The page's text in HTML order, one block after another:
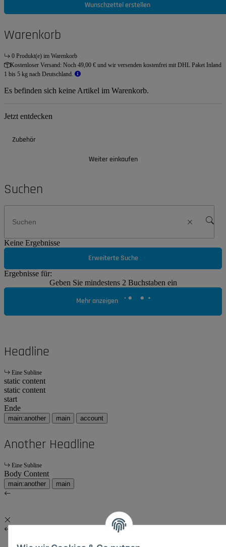
Wunschzettel erstellen
Warenkorb
0 Produkt(e) im Warenkorb
Kostenloser Versand: Noch 49,00 € und wir versenden kostenfrei mit DHL Paket Inland
1 bis 5 kg nach Deutschland.
Es befinden sich keine Artikel im Warenkorb.
Jetzt entdecken
Zubehör
Weiter einkaufen
Suchen
Keine Ergebnisse
Erweiterte Suche
Ergebnisse für:
Geben Sie mindestens 2 Buchstaben ein
Mehr anzeigen
Headline
Eine Subline
static content
static content
start
Ende
main:another main account
Another Headline
Eine Subline
Body Content
main:another main